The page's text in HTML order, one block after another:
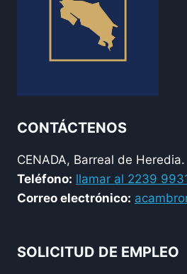
CONTÁCTENOS
CENADA, Barreal de Heredia.
Teléfono: llamar al 2239
Correo electrónico:
SOLICITUD DE EMPLEO